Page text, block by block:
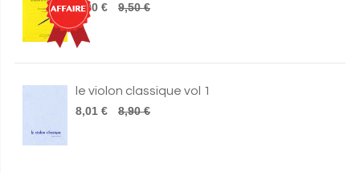
5,00 €
9,50 €
le violon classique vol 1
8,01 €
8,90 €